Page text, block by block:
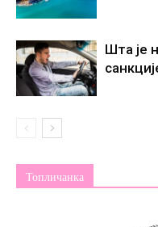
Шта је
Топличанка